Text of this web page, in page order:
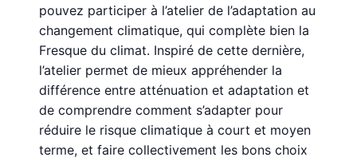
pouvez participer à l’atelier de l’adaptation au
changement climatique, qui complète bien la
Fresque du climat. Inspiré de cette dernière,
l’atelier permet de mieux appréhender la
différence entre atténuation et adaptation et
de comprendre comment s’adapter pour
réduire le risque climatique à court et moyen
terme, et faire collectivement les bons choix